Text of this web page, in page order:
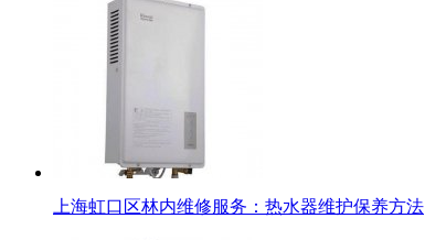
上海虹口区林内维修服务：热水器维护保养方法